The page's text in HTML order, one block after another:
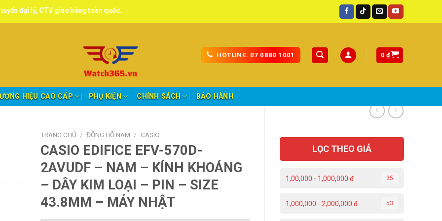
giao hàng toàn quốc.
HOTLINE: 07 0880 1001 0 ₫
HIỆU CAO CẤP PHỤ KIỆN CHÍNH SÁCH BẢO HÀNH
LỌC THEO GIÁ
1,00,000 - 1,000,000 đ 35
1,000,000 - 2,000,000 đ 53
TRANG CHỦ / ĐỒNG HỒ NAM / CASIO
CASIO EDIFICE EFV-570D-
2AVUDF – NAM – KÍNH KHOÁNG
– DÂY KIM LOẠI – PIN – SIZE
43.8MM – MÁY NHẬT